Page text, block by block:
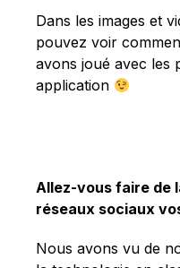
Dans les images et
pouvez voir
avons joué avec les
application
Allez-vous faire de
réseaux sociaux
Nous avons vu de